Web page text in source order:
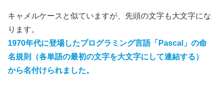
キャメルケースと似ていますが、先頭の文字も大文字にな
ります。
1970年代に登場したプログラミング言語「Pascal」の命
名規則（各単語の最初の文字を大文字にして連結する）
から名付けられました。